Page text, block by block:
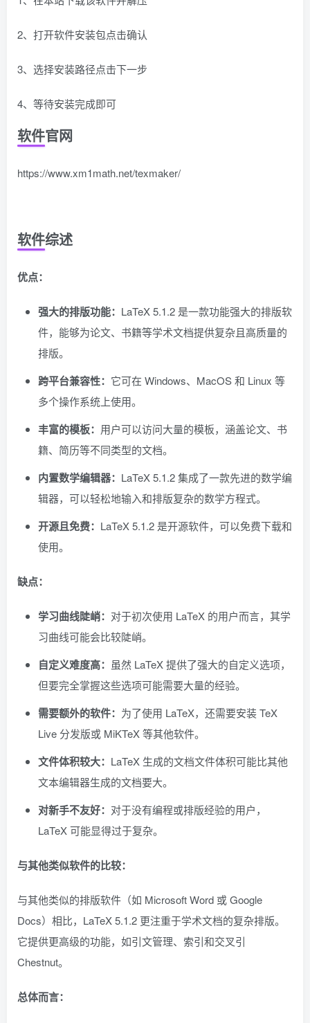
2、打开软件安装包点击确认
3、选择安装路径点击下一步
4、等待安装完成即可
软件官网
https://www.xm1math.net/texmaker/
软件综述
优点：
强大的排版功能： LaTeX 5.1.2 是一款功能强大的排版软
件，能够为论文、书籍等学术文档提供复杂且高质量的
排版。
跨平台兼容性： 它可在 Windows、MacOS 和 Linux 等
多个操作系统上使用。
丰富的模板： 用户可以访问大量的模板，涵盖论文、书
籍、简历等不同类型的文档。
内置数学编辑器： LaTeX 5.1.2 集成了一款先进的数学编
辑器，可以轻松地输入和排版复杂的数学方程式。
开源且免费： LaTeX 5.1.2 是开源软件，可以免费下载和
使用。
缺点：
学习曲线陡峭： 对于初次使用 LaTeX 的用户而言，其学
习曲线可能会比较陡峭。
自定义难度高： 虽然 LaTeX 提供了强大的自定义选项，
但要完全掌握这些选项可能需要大量的经验。
需要额外的软件： 为了使用 LaTeX，还需要安装 TeX
Live 分发版或 MiKTeX 等其他软件。
文件体积较大： LaTeX 生成的文档文件体积可能比其他
文本编辑器生成的文档要大。
对新手不友好： 对于没有编程或排版经验的用户，
LaTeX 可能显得过于复杂。
与其他类似软件的比较：
与其他类似的排版软件（如 Microsoft Word 或 Google
Docs）相比，LaTeX 5.1.2 更注重于学术文档的复杂排版。
它提供更高级的功能，如引文管理、索引和交叉引
Chestnut。
总体而言：